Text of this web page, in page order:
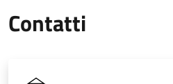
Contatti